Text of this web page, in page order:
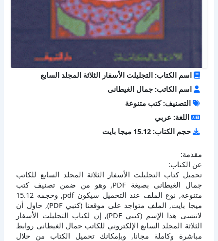
اسم الكتاب: التجليلت الأسفار الثلاثة المجلد السابع
اسم الكاتب: جمال الغيطانى
التصنيف: كتب متنوعة
اللغة: عربي
حجم الكتاب: 15.12 ميجا بايت
مقدمة:
عن الكتاب:
تحميل كتاب التجليلت الأسفار الثلاثة المجلد السابع للكاتب
جمال الغيطانى بصيغة PDF, وهو من ضمن تصنيف كتب
متنوعة, نوع الملف عند التحميل سيكون pdf, وحجمه 15.12
ميجا بايت, الملف متواجد على موقعنا (كتبي PDF), حاول أن
لاتنسى هذا الإسم (كتبي PDF), إن لكتاب التجليلت الأسفار
الثلاثة المجلد السابع الإلكتروني للكاتب جمال الغيطانى روابط
مباشرة وكاملة مجانا, وبإمكانك تحميل الكتاب من خلال